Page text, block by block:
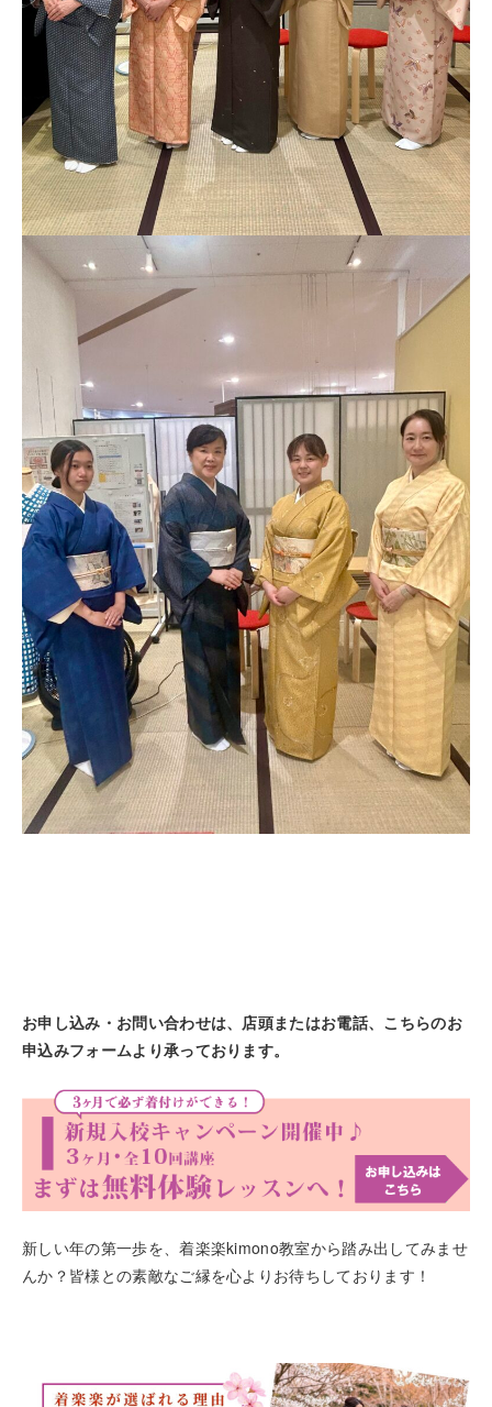
お申し込み・お問い合わせは、店頭またはお電話、こちらのお
申込みフォームより承っております。
新しい年の第一歩を、着楽楽kimono教室から踏み出してみませ
んか？皆様との素敵なご縁を心よりお待ちしております！